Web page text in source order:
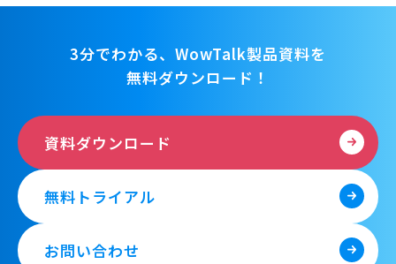
3分でわかる、WowTalk製品資料を
無料ダウンロード！
資料ダウンロード
無料トライアル
お問い合わせ